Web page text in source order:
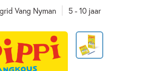
Vang Nyman 5 - 10 jaar